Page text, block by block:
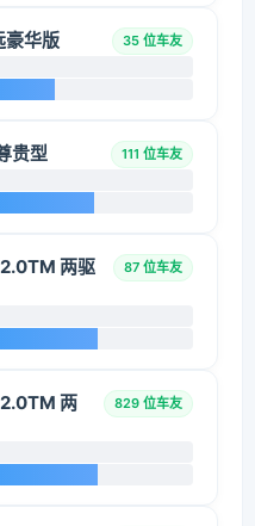
华版 35 位车友
贵型 111 位车友
两驱
87 位车友
两
829 位车友